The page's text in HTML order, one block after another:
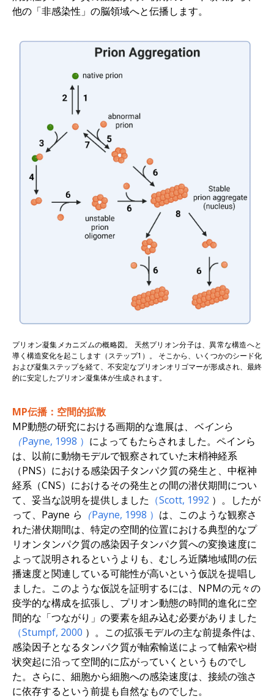
他の「非感染性」の脳領域へと伝播します。
プリオン凝集メカニズムの概略図。 天然プリオン分子は、異常な構造へと
導く構造変化を起こします（ステップ1）。 そこから、いくつかのシード化
および凝集ステップを経て、不安定なプリオンオリゴマーが形成され、最終
的に安定したプリオン凝集体が生成されます。
MP伝播：空間的拡散
MP動態の研究における画期的な進展は、ペインら
（Payne, 1998 ） によってもたらされました。ペインら
は、以前に動物モデルで観察されていた末梢神経系
（PNS）における感染因子タンパク質の発生と、中枢神
経系（CNS）におけるその発生との間の潜伏期間につい
て、妥当な説明を提供しました （Scott, 1992 ）。したが
って、 Payne ら （Payne, 1998 ） は、このような観察さ
れた潜伏期間は、特定の空間的位置における典型的なプ
リオンタンパク質の感染因子タンパク質への変換速度に
よって説明されるというよりも、むしろ近隣地域間の伝
播速度と関連している可能性が高いという仮説を提唱し
ました。このような仮説を証明するには、NPMの元々の
疫学的な構成を拡張し、プリオン動態の時間的進化に空
間的な「つながり」の要素を組み込む必要がありました
（Stumpf, 2000 ）。この拡張モデルの主な前提条件は、
感染因子となるタンパク質が軸索輸送によって軸索や樹
状突起に沿って空間的に広がっていくというものでし
た。さらに、細胞から細胞への感染速度は、接続の強さ
に依存するという前提も自然なものでした。